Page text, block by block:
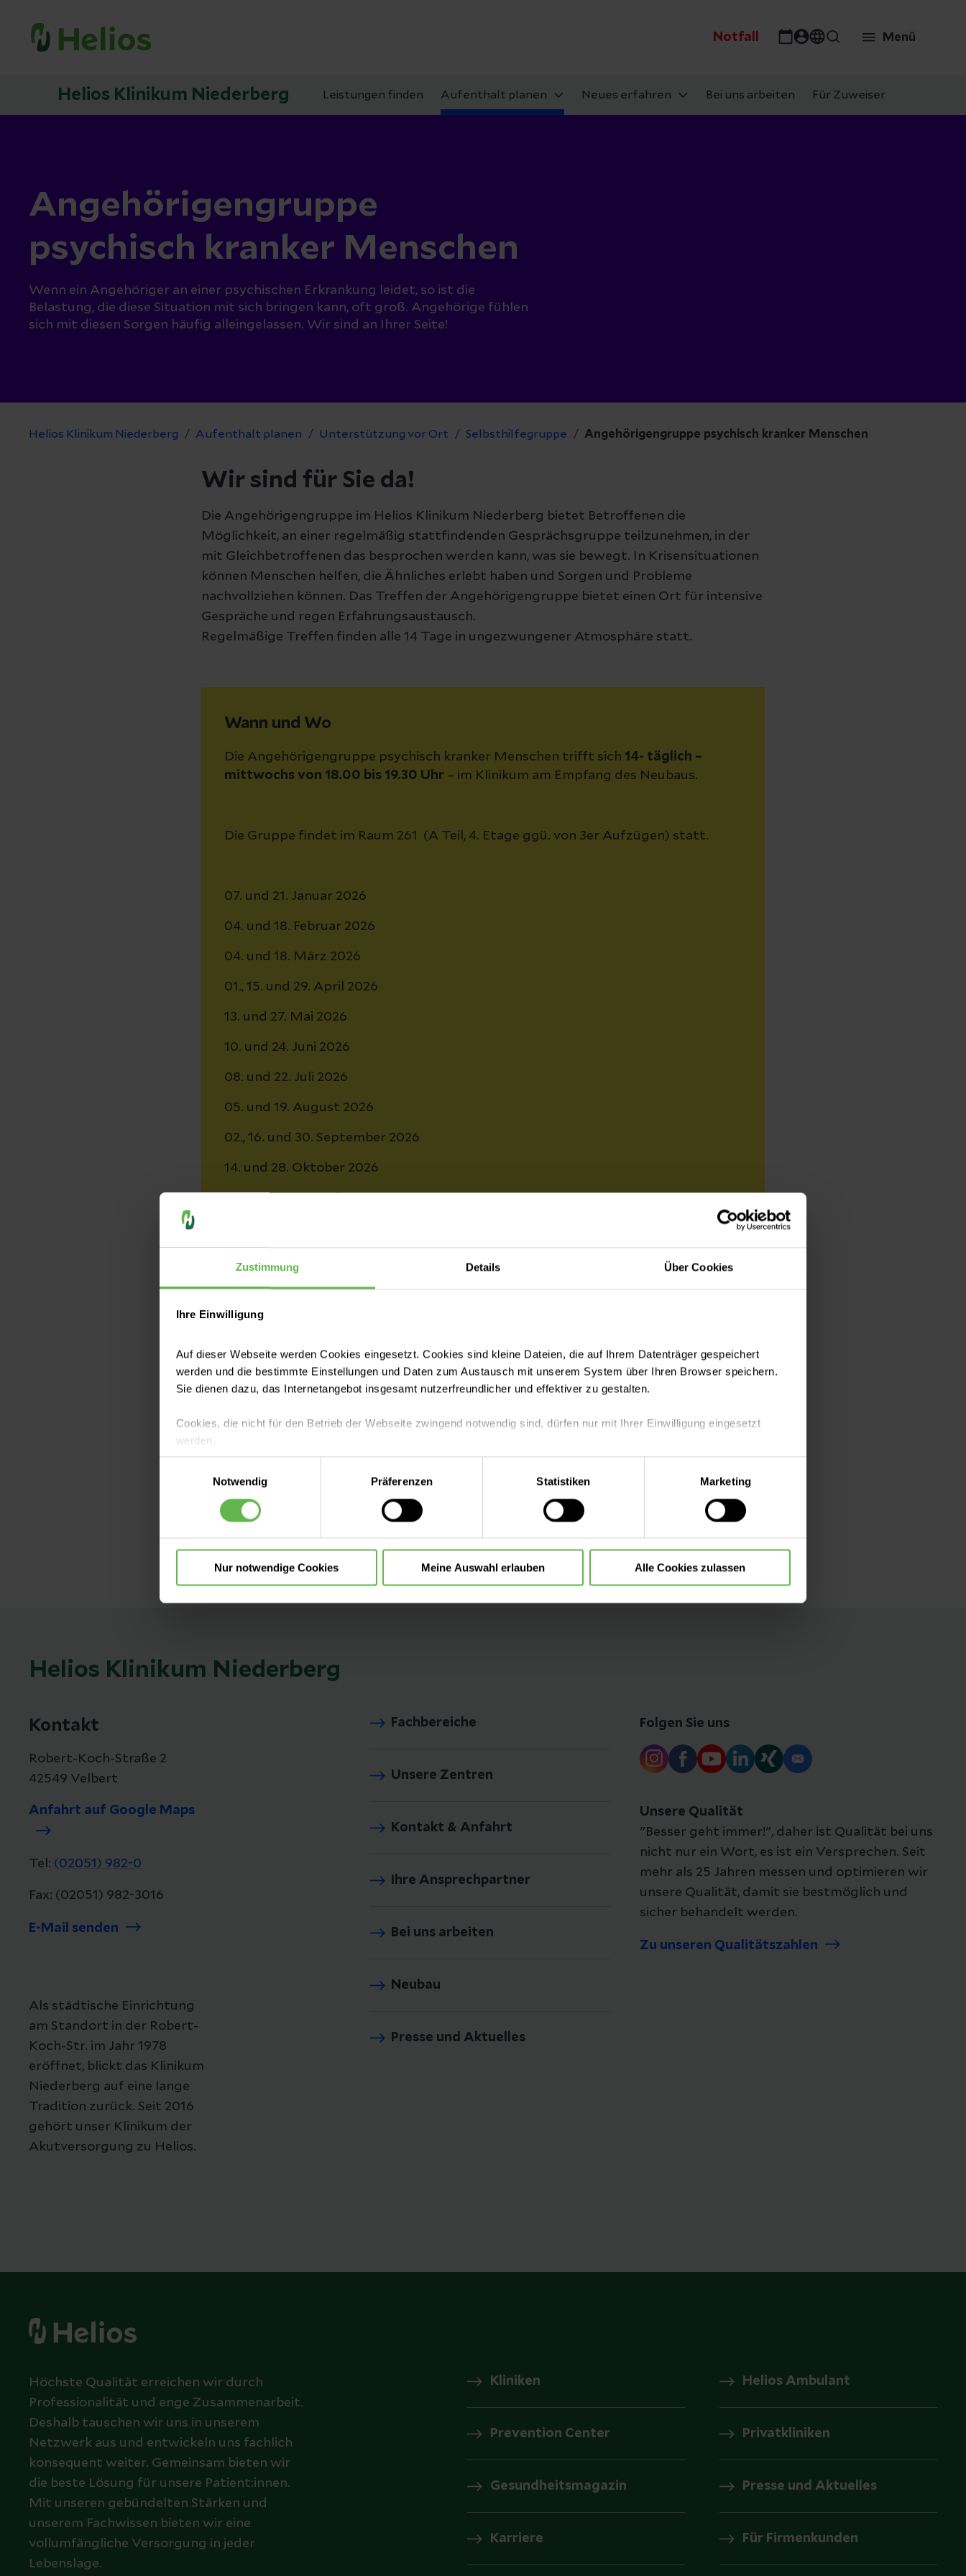
Zustimmung Details Über Cookies
Ihre Einwilligung
Auf dieser Webseite werden Cookies eingesetzt. Cookies sind kleine Dateien, die auf Ihrem Datenträger gespeichert
werden und die bestimmte Einstellungen und Daten zum Austausch mit unserem System über Ihren Browser speichern.
Sie dienen dazu, das Internetangebot insgesamt nutzerfreundlicher und effektiver zu gestalten.
Cookies, die nicht für den Betrieb der Webseite zwingend notwendig sind, dürfen nur mit Ihrer Einwilligung eingesetzt
werden.
Es steht Ihnen frei, unsere Seite mit nur den notwendigen Cookies zu benutzen, eine individuelle Auswahl hinsichtlich der
einzuwilligen. Ihre Auswahlentscheidung können Sie jederzeit ändern oder widerrufen.
Notwendig
Präferenzen Statistiken Marketing
Nur notwendige Cookies Meine Auswahl erlauben Alle Cookies zulassen
Notfall Menü
Helios Klinikum Niederberg Leistungen finden Aufenthalt planen Neues erfahren Bei uns arbeiten Für Zuweiser
Angehörigengruppe
psychisch kranker Menschen
Wenn ein Angehöriger an einer psychischen Erkrankung leidet, so ist die
Belastung, die diese Situation mit sich bringen kann, oft groß. Angehörige fühlen
sich mit diesen Sorgen häufig alleingelassen. Wir sind an Ihrer Seite!
Helios Klinikum Niederberg Aufenthalt planen Unterstützung vor Ort Selbsthilfegruppe Angehörigengruppe psychisch kranker Menschen
Wir sind für Sie da!
Die Angehörigengruppe im Helios Klinikum Niederberg bietet Betroffenen die
Möglichkeit, an einer regelmäßig stattfindenden Gesprächsgruppe teilzunehmen, in der
mit Gleichbetroffenen das besprochen werden kann, was sie bewegt. In Krisensituationen
können Menschen helfen, die Ähnliches erlebt haben und Sorgen und Probleme
nachvollziehen können. Das Treffen der Angehörigengruppe bietet einen Ort für intensive
Gespräche und regen Erfahrungsaustausch.
Regelmäßige Treffen finden alle 14 Tage in ungezwungener Atmosphäre statt.
Wann und Wo
Die Angehörigengruppe psychisch kranker Menschen trifft sich 14- täglich –
mittwochs von 18.00 bis 19.30 Uhr – im Klinikum am Empfang des Neubaus.
Die Gruppe findet im Raum 261 (A Teil, 4. Etage ggü. von 3er Aufzügen) statt.
07. und 21. Januar 2026
04. und 18. Februar 2026
04. und 18. März 2026
01., 15. und 29. April 2026
13. und 27. Mai 2026
10. und 24. Juni 2026
08. und 22. Juli 2026
05. und 19. August 2026
02., 16. und 30. September 2026
14. und 28. Oktober 2026
Da die Plätze begrenzt sind, wird um eine telefonische oder Anmeldung per E-Mail
gebeten:
Eva Rob
Psychotherapeutin
Telefon: (02051) 982-381688
Helios Klinikum Niederberg
Kontakt
Robert-Koch-Straße 2
42549 Velbert
Anfahrt auf Google Maps
Tel: (02051) 982-0
Fax: (02051) 982-3016
E-Mail senden
Als städtische Einrichtung
am Standort in der Robert-
Koch-Str. im Jahr 1978
eröffnet, blickt das Klinikum
Niederberg auf eine lange
Tradition zurück. Seit 2016
gehört unser Klinikum der
Akutversorgung zu Helios.
Fachbereiche
Unsere Zentren
Kontakt & Anfahrt
Ihre Ansprechpartner
Bei uns arbeiten
Neubau
Presse und Aktuelles
Folgen Sie uns
Unsere Qualität
"Besser geht immer!", daher ist Qualität bei uns
nicht nur ein Wort, es ist ein Versprechen. Seit
mehr als 25 Jahren messen und optimieren wir
unsere Qualität, damit sie bestmöglich und
sicher behandelt werden.
Zu unseren Qualitätszahlen
Höchste Qualität erreichen wir durch
Professionalität und enge Zusammenarbeit.
Deshalb tauschen wir uns in unserem
Netzwerk aus und entwickeln uns fachlich
konsequent weiter. Gemeinsam bieten wir
die beste Lösung für unsere Patient:innen.
Mit unseren gebündelten Stärken und
unserem Fachwissen bieten wir eine
vollumfängliche Versorgung in jeder
Lebenslage.
Kliniken Helios Ambulant
Prevention Center Privatkliniken
Gesundheitsmagazin Presse und Aktuelles
Karriere Für Firmenkunden